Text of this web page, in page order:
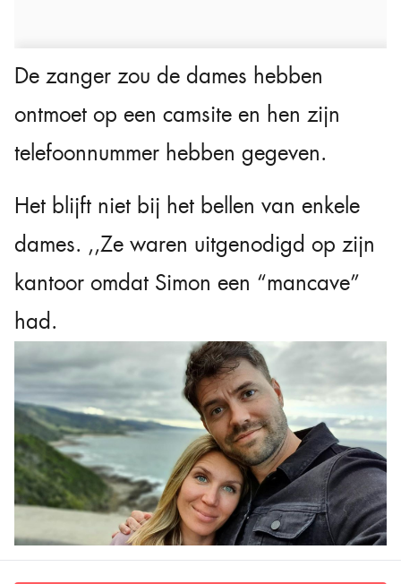
De zanger zou de dames hebben
ontmoet op een camsite en hen zijn
telefoonnummer hebben gegeven.
Het blijft niet bij het bellen van enkele
dames. ,,Ze waren uitgenodigd op zijn
kantoor omdat Simon een “mancave”
had.